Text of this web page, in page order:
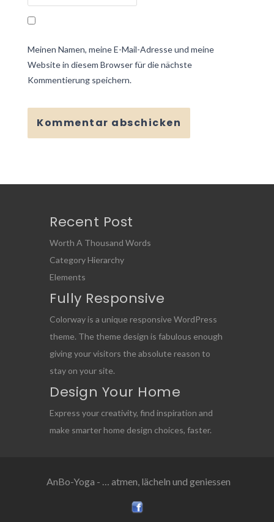
Meinen Namen, meine E-Mail-Adresse und meine
Website in diesem Browser für die nächste
Kommentierung speichern.
Recent Post
Worth A Thousand Words
Category Hierarchy
Elements
Fully Responsive
Colorway is a unique responsive WordPress
theme. The theme design is fabulous enough
giving your visitors the absolute reason to
stay on your site.
Design Your Home
Express your creativity, find inspiration and
make smarter home design choices, faster.
AnBo-Yoga - … atmen, lächeln und geniessen